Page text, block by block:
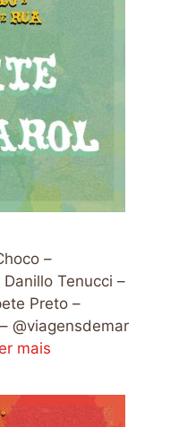
–
Tenucci –
Preto –
@viagensdemar
mais